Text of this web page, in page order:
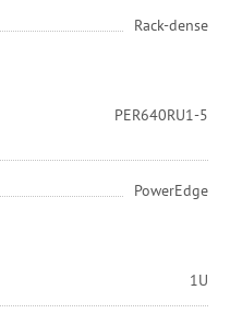
Rack-dense
PER640RU1-5
PowerEdge
1U